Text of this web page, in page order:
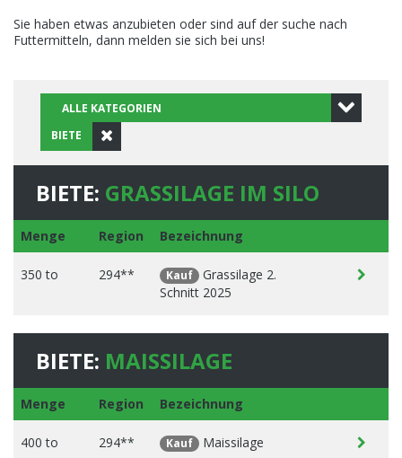
Sie haben etwas anzubieten oder sind auf der suche nach
Futtermitteln, dann melden sie sich bei uns!
BIETE
BIETE: GRASSILAGE IM SILO
Menge Region Bezeichnung
350 to 294** Kauf
Grassilage 2.
Schnitt 2025
BIETE: MAISSILAGE
Menge Region Bezeichnung
400 to 294** Kauf Maissilage